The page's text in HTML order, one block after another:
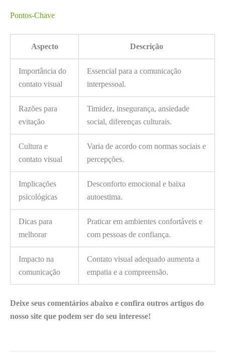
Pontos-Chave
Aspecto Descrição
Importância do
contato visual
Essencial para a comunicação
interpessoal.
Razões para
evitação
Timidez, insegurança, ansiedade
social, diferenças culturais.
Cultura e
contato visual
Varia de acordo com normas sociais e
percepções.
Implicações
psicológicas
Desconforto emocional e baixa
autoestima.
Dicas para
melhorar
Praticar em ambientes confortáveis e
com pessoas de confiança.
Impacto na
comunicação
Contato visual adequado aumenta a
empatia e a compreensão.
Deixe seus comentários abaixo e confira outros artigos do
nosso site que podem ser do seu interesse!